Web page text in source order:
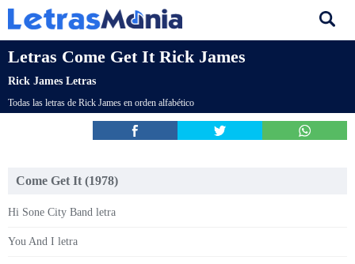
Letras Come Get It Rick James
Rick James Letras
Todas las letras de Rick James en orden alfabético
Come Get It (1978)
Hi Sone City Band letra
You And I letra